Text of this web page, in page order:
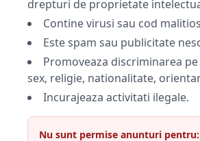
drepturi de proprietate
Contine virusi sau cod
Este spam sau publicitate
Promoveaza discriminarea pe
sex, religie, nationalitate,
Incurajeaza activitati ilegale.
Nu sunt permise anunturi pentru: